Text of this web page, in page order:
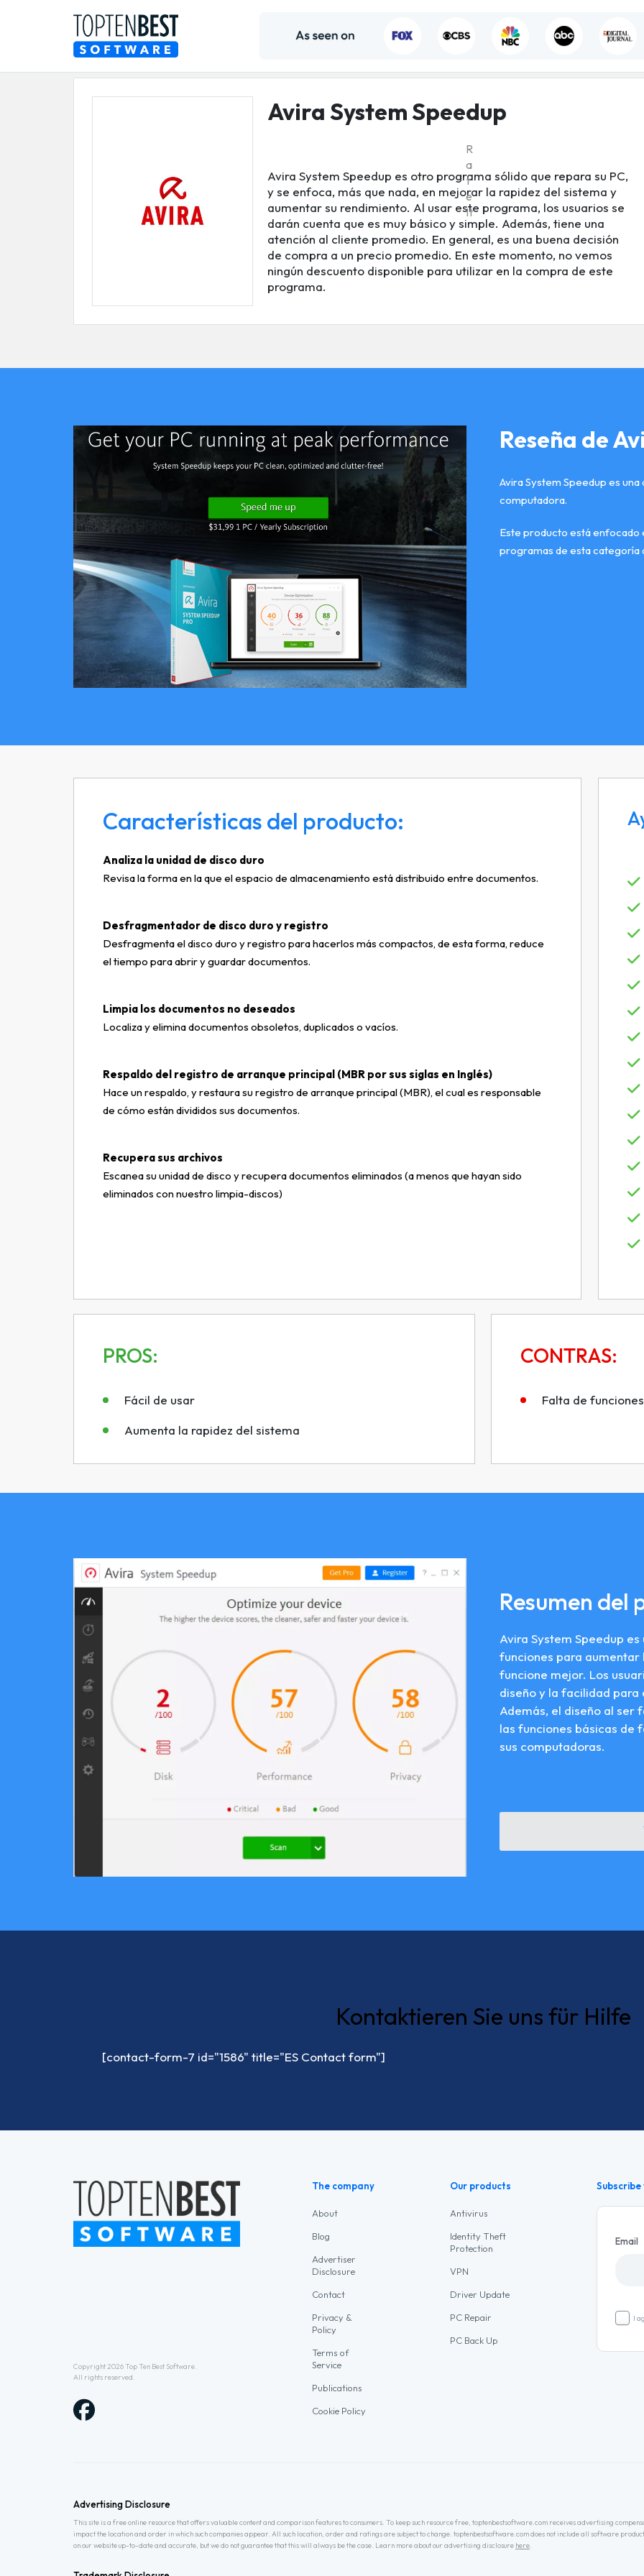
Avira System Speedup
R
a
t
e
It
Avira System Speedup es otro programa sólido que repara su PC,
y se enfoca, más que nada, en mejorar la rapidez del sistema y
aumentar su rendimiento. Al usar este programa, los usuarios se
darán cuenta que es muy básico y simple. Además, tiene una
atención al cliente promedio. En general, es una buena decisión
de compra a un precio promedio. En este momento, no vemos
ningún descuento disponible para utilizar en la compra de este
programa.
Reseña de
Avira System Speedup es
computadora.
Este producto está enfocado
programas de esta categoría
Características del producto:
Analiza la unidad de disco duro
Revisa la forma en la que el espacio de almacenamiento está distribuido entre documentos.
Desfragmentador de disco duro y registro
Desfragmenta el disco duro y registro para hacerlos más compactos, de esta forma, reduce
el tiempo para abrir y guardar documentos.
Limpia los documentos no deseados
Localiza y elimina documentos obsoletos, duplicados o vacíos.
Respaldo del registro de arranque principal (MBR por sus siglas en Inglés)
Hace un respaldo, y restaura su registro de arranque principal (MBR), el cual es responsable
de cómo están divididos sus documentos.
Recupera sus archivos
Escanea su unidad de disco y recupera documentos eliminados (a menos que hayan sido
eliminados con nuestro limpia-discos)
PROS:
Fácil de usar
Aumenta la rapidez del sistema
CONTRAS:
Falta de funciones
Resumen del
Avira System Speedup
funciones para aumentar
funcione mejor. Los
diseño y la facilidad
Además, el diseño al ser
las funciones básicas de
sus computadoras.
Kontaktieren Sie uns für Hilfe
[contact-form-7 id="1586" title="ES Contact form"]
Copyright 2026 Top Ten Best Software.
All rights reserved.
The company
About
Blog
Advertiser
Disclosure
Contact
Privacy &
Policy
Terms of
Service
Publications
Cookie Policy
Our products
Antivirus
Identity Theft
Protection
VPN
Driver Update
PC Repair
PC Back Up
Email
I
Advertising Disclosure
This site is a free online resource that offers valuable content and comparison features to consumers. To keep such resource free, toptenbestsoftware.com receives advertising
impact the location and order in which such companies appear. All such location, order and ratings are subject to change. toptenbestsoftware.com does not include all software
on our website up-to-date and accurate, but we do not guarantee that this will always be the case. Learn more about our advertising disclosure here.